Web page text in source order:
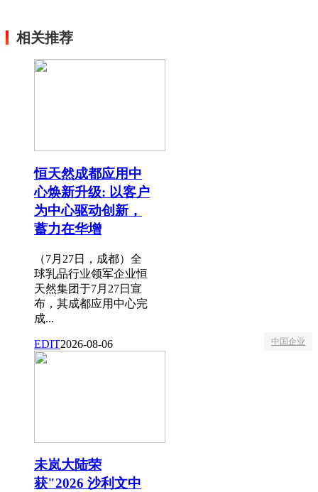
相关推荐
恒天然成都应用中
心焕新升级: 以客户
为中心驱动创新，
蓄力在华增
（7月27日，成都）全
球乳品行业领军企业恒
天然集团于7月27日宣
布，其成都应用中心完
成...
EDIT2026-08-06 中国企业
未岚大陆荣
获"2026 沙利文中